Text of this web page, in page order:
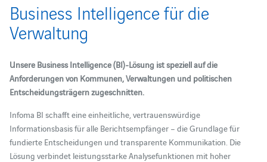
Business Intelligence für die
Verwaltung
Unsere Business Intelligence (BI)-Lösung ist speziell auf die
Anforderungen von Kommunen, Verwaltungen und politischen
Entscheidungsträgern zugeschnitten.
Infoma BI schafft eine einheitliche, vertrauenswürdige
Informationsbasis für alle Berichtsempfänger – die Grundlage für
fundierte Entscheidungen und transparente Kommunikation. Die
Lösung verbindet leistungsstarke Analysefunktionen mit hoher